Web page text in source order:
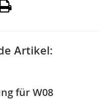
Artikel:
für W08